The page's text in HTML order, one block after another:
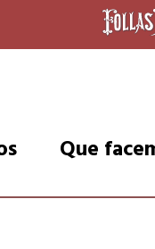
Que
Proxectos